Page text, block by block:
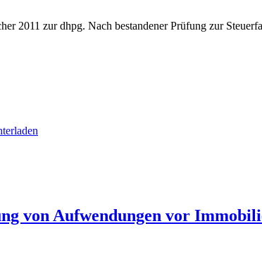
2011 zur dhpg. Nach bestandener Prüfung zur
von Aufwendungen vor